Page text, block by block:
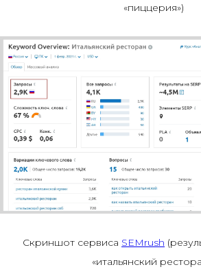
«пиццерия»)
Скриншот сервиса SEMrush
«итальянский